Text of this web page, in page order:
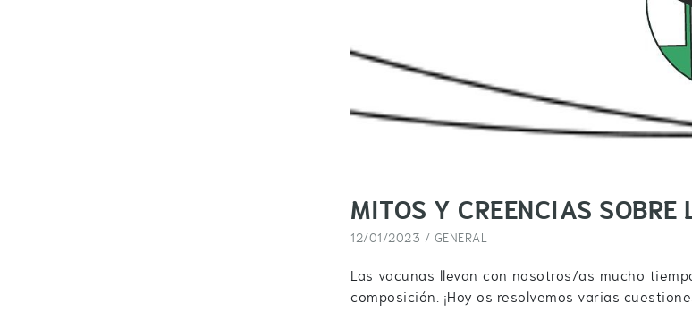
MITOS Y CREENCIAS SOBRE
12/01/2023 / GENERAL
Las vacunas llevan con nosotros/as mucho
composición. ¡Hoy os resolvemos varias